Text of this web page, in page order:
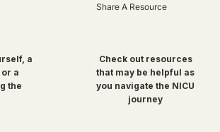
a
a
the
Share A Resource
Check out resources
that may be helpful as
you navigate the NICU
journey